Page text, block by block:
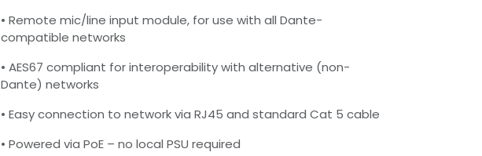
• Remote mic/line input module, for use with all Dante-
compatible networks
• AES67 compliant for interoperability with alternative (non-
Dante) networks
• Easy connection to network via RJ45 and standard Cat 5 cable
• Powered via PoE – no local PSU required